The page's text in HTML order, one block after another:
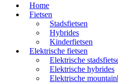
Home
Fietsen
Stadsfietsen
Hybrides
Kinderfietsen
Elektrische fietsen
Elektrische
Elektrische hybrides
Elektrische